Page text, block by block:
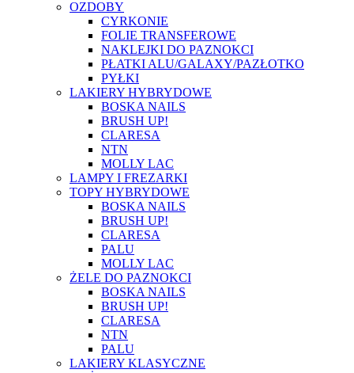
OZDOBY
CYRKONIE
FOLIE TRANSFEROWE
NAKLEJKI DO PAZNOKCI
PŁATKI ALU/GALAXY/PAZŁOTKO
PYŁKI
LAKIERY HYBRYDOWE
BOSKA NAILS
BRUSH UP!
CLARESA
NTN
MOLLY LAC
LAMPY I FREZARKI
TOPY HYBRYDOWE
BOSKA NAILS
BRUSH UP!
CLARESA
PALU
MOLLY LAC
ŻELE DO PAZNOKCI
BOSKA NAILS
BRUSH UP!
CLARESA
NTN
PALU
LAKIERY KLASYCZNE